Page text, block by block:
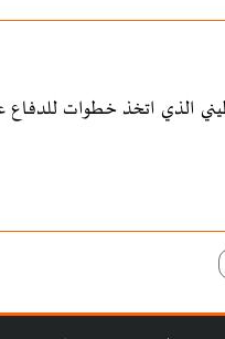
الذي اتخذ خطوات